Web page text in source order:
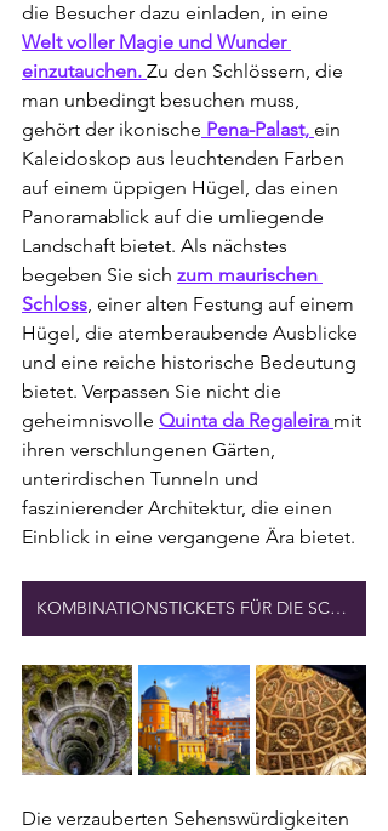
die Besucher dazu einladen, in eine
Welt voller Magie und Wunder
einzutauchen. Zu den Schlössern, die
man unbedingt besuchen muss,
gehört der ikonische Pena-Palast, ein
Kaleidoskop aus leuchtenden Farben
auf einem üppigen Hügel, das einen
Panoramablick auf die umliegende
Landschaft bietet. Als nächstes
begeben Sie sich zum maurischen
Schloss, einer alten Festung auf einem
Hügel, die atemberaubende Ausblicke
und eine reiche historische Bedeutung
bietet. Verpassen Sie nicht die
geheimnisvolle Quinta da Regaleira mit
ihren verschlungenen Gärten,
unterirdischen Tunneln und
faszinierender Architektur, die einen
Einblick in eine vergangene Ära bietet.
KOMBINATIONSTICKETS FÜR DIE SCHLÖSSER VON SINTRA
Die verzauberten Sehenswürdigkeiten